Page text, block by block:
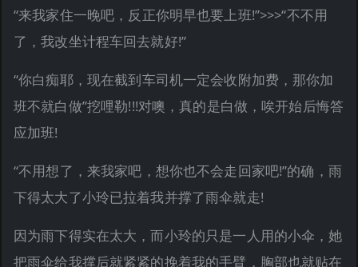
“来我家住一晚吧，反正你明早也要上班!”>>>“不不用
了，我改坐计程车回去就好!”
“你白痴耶，现在截到车司机一定会收附加费，那你加
班不就白做”挖哩勒!!!对噢，真的是白做，唉开始后悔答
应加班!
“不用想了，来我家吧，想你也不会走回家吧!”的确，雨
下得太大了小玲已拉着我并撑了雨伞就走!
因为雨下得实在太大，而小玲的只是一人用的小伞，她
把雨伞给我撑后就紧紧的挽着我的手臂，胸部也就贴在